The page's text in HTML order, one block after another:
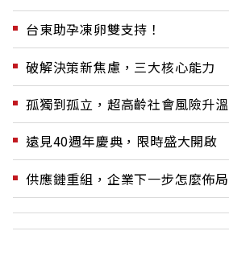
台東助孕凍卵雙支持！
破解決策新焦慮，三大核心能力
孤獨到孤立，超高齡社會風險升溫
遠見40週年慶典，限時盛大開啟
供應鏈重組，企業下一步怎麼佈局